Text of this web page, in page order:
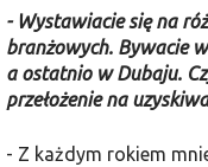
- Wystawiacie się na
branżowych. Bywacie
a ostatnio w Dubaju.
przełożenie na
- Z każdym rokiem